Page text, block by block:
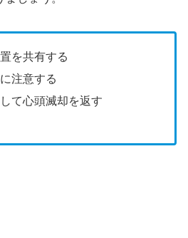
を共有する
注意する
て心頭滅却を返す